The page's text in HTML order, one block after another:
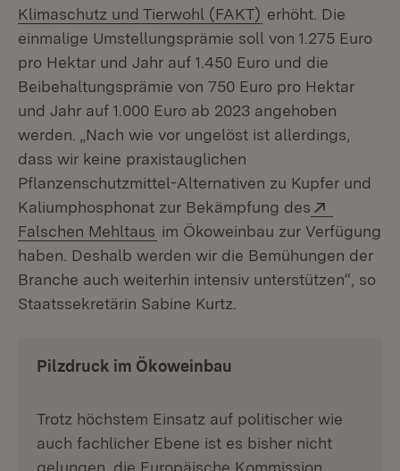
Klimaschutz und Tierwohl (FAKT) (Öffnet in neuem
erhöht. Die
einmalige Umstellungsprämie soll von 1.275 Euro
pro Hektar und Jahr auf 1.450 Euro und die
Beibehaltungsprämie von 750 Euro pro Hektar
und Jahr auf 1.000 Euro ab 2023 angehoben
werden. „Nach wie vor ungelöst ist allerdings,
dass wir keine praxistauglichen
Pflanzenschutzmittel-Alternativen zu Kupfer und
Kaliumphosphonat zur Bekämpfung des
Falschen Mehltaus (Öffnet in neuem Fenster)
im Ökoweinbau zur Verfügung
haben. Deshalb werden wir die Bemühungen der
Branche auch weiterhin intensiv unterstützen“, so
Staatssekretärin Sabine Kurtz.
Pilzdruck im Ökoweinbau
Trotz höchstem Einsatz auf politischer wie
auch fachlicher Ebene ist es bisher nicht
gelungen, die Europäische Kommission